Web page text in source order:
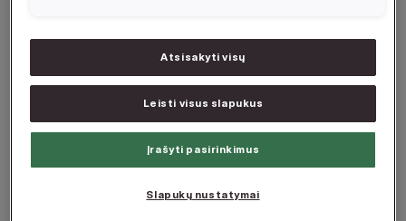
Atsisakyti visų
Leisti visus slapukus
Įrašyti pasirinkimus
Slapukų nustatymai